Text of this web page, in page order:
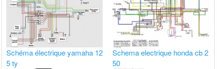
Schéma électrique yamaha 12
5 ty
Schema electrique honda cb 2
50